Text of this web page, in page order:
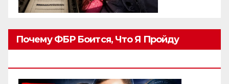
Почему ФБР Боится, Что Я Пройду